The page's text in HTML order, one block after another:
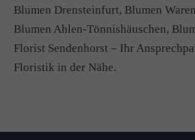
Blumen Drensteinfurt, Blumen
Blumen Ahlen-Tönnishäuschen,
Florist Sendenhorst – Ihr
Floristik in der Nähe.